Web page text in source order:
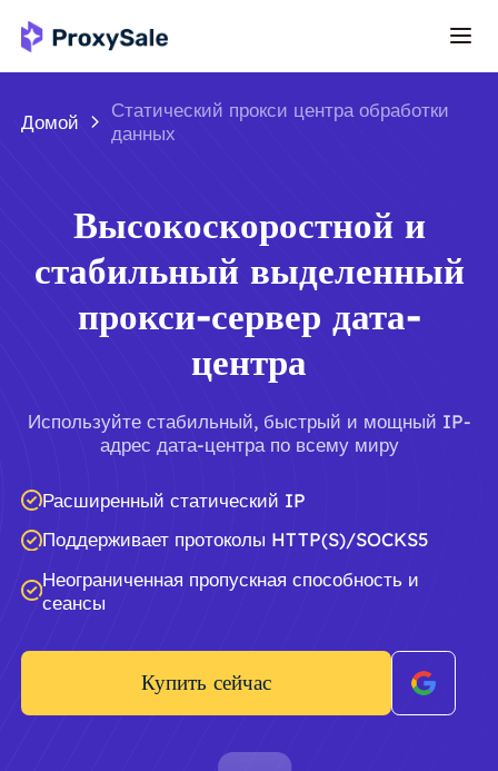
Домой
Статический прокси центра обработки
данных
Высокоскоростной и
стабильный выделенный
прокси-сервер дата-
центра
Используйте стабильный, быстрый и мощный IP-
адрес дата-центра по всему миру
Расширенный статический IP
Поддерживает протоколы HTTP(S)/SOCKS5
Неограниченная пропускная способность и
сеансы
Купить сейчас